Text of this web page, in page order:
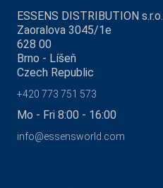
ESSENS DISTRIBUTION s.r.o.
Zaoralova 3045/1e
628 00
Brno - Líšeň
Czech Republic
+420 773 751 573
Mo - Fri 8:00 - 16:00
info@essensworld.com